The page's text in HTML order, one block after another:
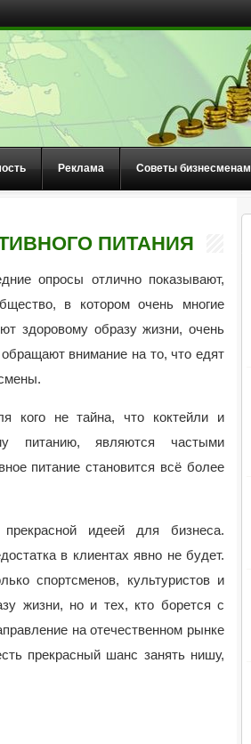
Реклама Советы бизнесменам
ПИТАНИЯ
опросы отлично показывают,
в котором очень многие
здоровому образу жизни, очень
обращают внимание на то, что едят
кого не тайна, что коктейли и
питанию, являются частыми
питание становится всё более
прекрасной идеей для бизнеса.
в клиентах явно не будет.
спортсменов, культуристов и
жизни, но и тех, кто борется с
на отечественном рынке
прекрасный шанс занять нишу,